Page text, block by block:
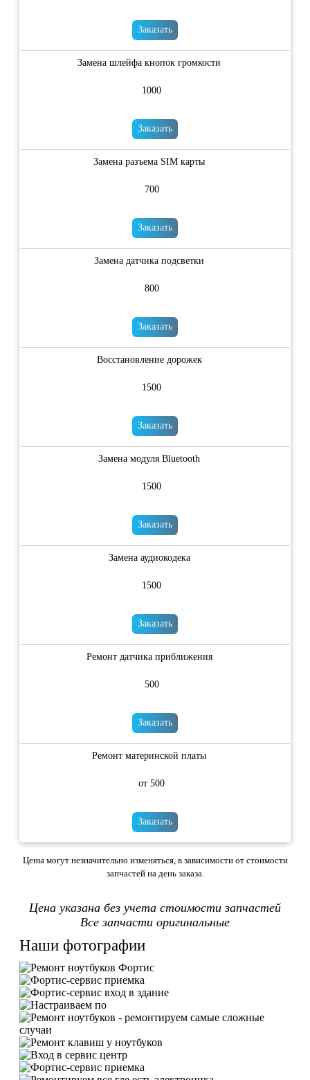
Заказать
Замена шлейфа кнопок громкости
1000
Заказать
Замена разъема SIM карты
700
Заказать
Замена датчика подсветки
800
Заказать
Восстановление дорожек
1500
Заказать
Замена модуля Bluetooth
1500
Заказать
Замена аудиокодека
1500
Заказать
Ремонт датчика приближения
500
Заказать
Ремонт материнской платы
от 500
Заказать
Цены могут незначительно изменяться, в зависимости от стоимости
запчастей на день заказа.
Цена указана без учета стоимости запчастей
Все запчасти оригинальные
Наши фотографии